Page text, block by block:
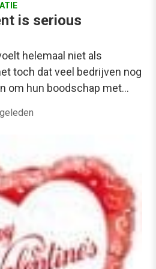
is serious
helemaal niet als
toch dat veel bedrijven nog
om hun boodschap met…